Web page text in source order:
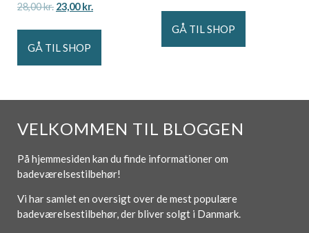
28,00kr. 23,00kr.
GÅ TIL SHOP
GÅ TIL SHOP
VELKOMMEN TIL BLOGGEN
På hjemmesiden kan du finde informationer om
badeværelsestilbehør!
Vi har samlet en oversigt over de mest populære
badeværelsestilbehør, der bliver solgt i Danmark.